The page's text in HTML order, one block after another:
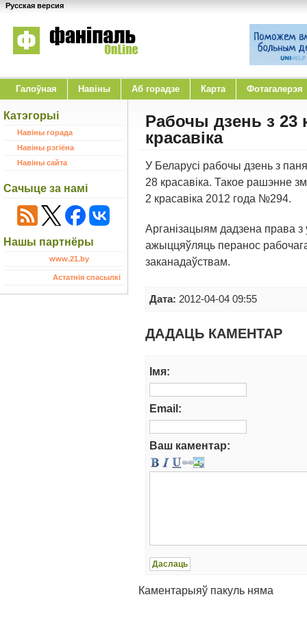
Русская версия
Галоўная Навіны Аб горадзе Карта Фотагалерэя
Катэгорыі
Навіны горада
Навіны рэгіёна
Навіны сайта
Сачыце за намі
Нашы партнёры
www.21.by
Астатнія спасылкі
Рабочы дзень з 23
красавіка
У Беларусі рабочы дзень з
28 красавіка. Такое рашэнне
2 красавіка 2012 года №294.
Арганізацыям дадзена права з
ажыццяўляць перанос
заканадаўствам.
Дата: 2012-04-04 09:55
ДАДАЦЬ КАМЕНТАР
Iмя:
Email:
Ваш каментар:
Каментарыяў пакуль няма